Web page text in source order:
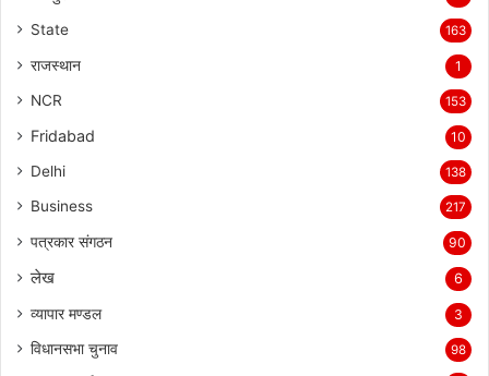
State 163
राजस्थान 1
NCR 153
Fridabad 10
Delhi 138
Business 217
पत्रकार संगठन 90
लेख 6
व्यापार मण्डल 3
विधानसभा चुनाव 98